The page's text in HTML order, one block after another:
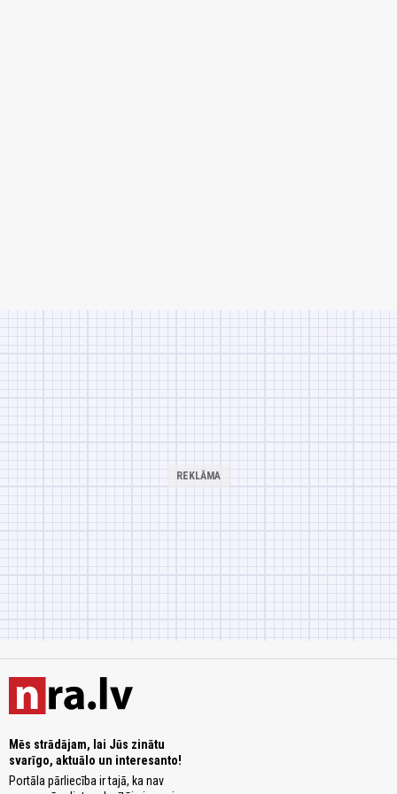
Mēs strādājam, lai Jūs zinātu
svarīgo, aktuālo un interesanto!
Portāla pārliecība ir tajā, ka nav